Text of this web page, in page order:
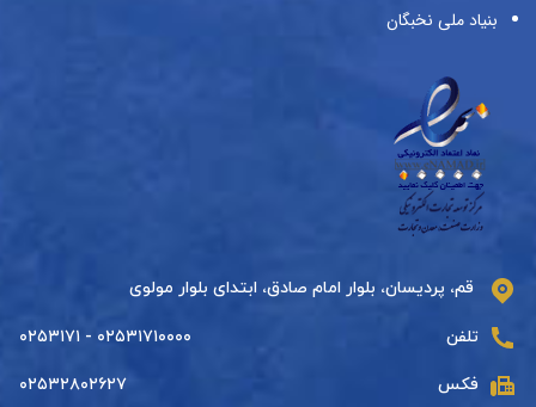
بنیاد ملی نخبگان
قم، پردیسان، بلوار امام صادق، ابتدای بلوار مولوی
تلفن ۰۲۵۳۱۷۱۰۰۰۰ - ۰۲۵۳۱۷۱
فکس ۰۲۵۳۲۸۰۲۶۲۷